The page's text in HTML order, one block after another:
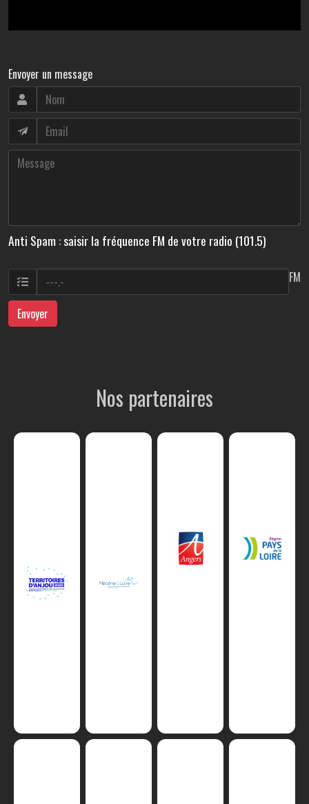
Envoyer un message
Anti Spam : saisir la fréquence FM de votre radio (101.5)
FM
Envoyer
Nos partenaires